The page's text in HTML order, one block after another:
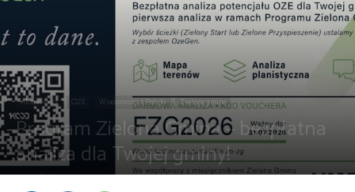
Aktualności OZE Wiadomości z Polski Zielona gmina
Program Zielona Gmina – bezpłatna
analiza dla Twojej gminy!
Przez kaef-